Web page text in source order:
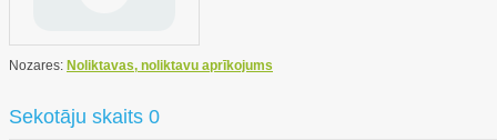
Nozares: Noliktavas, noliktavu aprīkojums
Sekotāju skaits 0